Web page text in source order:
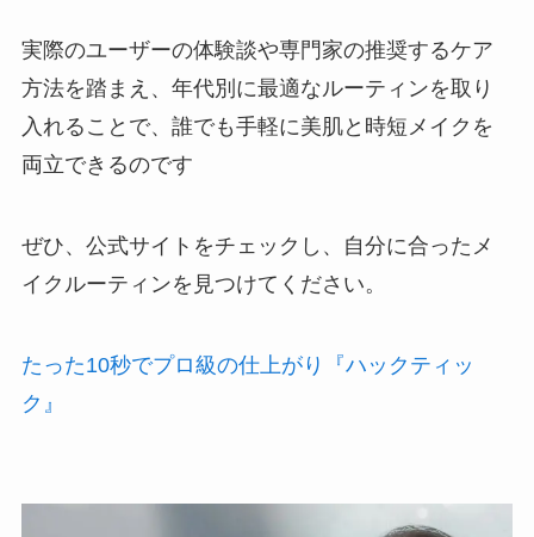
実際のユーザーの体験談や専門家の推奨するケア
方法を踏まえ、年代別に最適なルーティンを取り
入れることで、誰でも手軽に美肌と時短メイクを
両立できるのです
ぜひ、公式サイトをチェックし、自分に合ったメ
イクルーティンを見つけてください。
たった10秒でプロ級の仕上がり『ハックティッ
ク』